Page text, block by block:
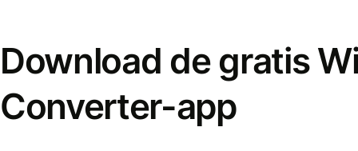
Download de gratis
Converter-app